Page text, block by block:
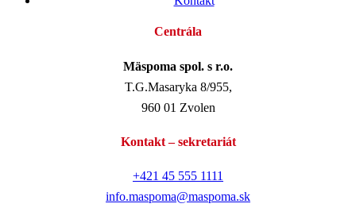
Centrála
Mäspoma spol. s r.o.
T.G.Masaryka 8/955,
960 01 Zvolen
Kontakt – sekretariát
+421 45 555 1111
info.maspoma@maspoma.sk